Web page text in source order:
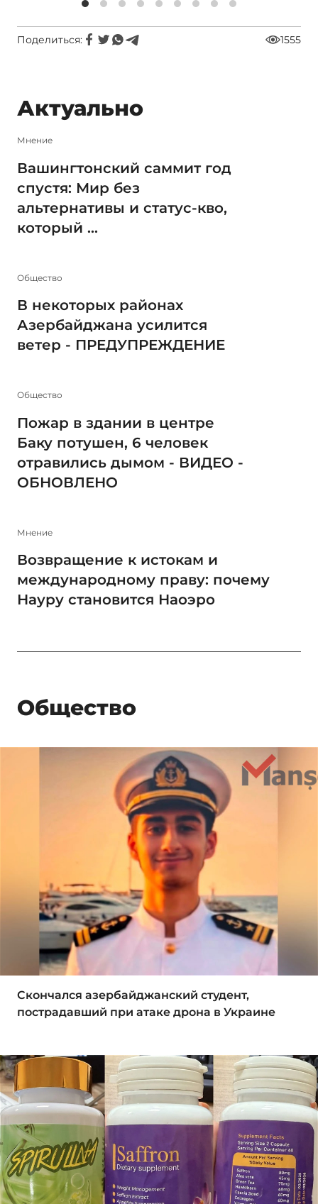
Поделиться: 1555
Актуально
Мнение
Вашингтонский саммит год
спустя: Мир без
альтернативы и статус-кво,
который ...
Общество
В некоторых районах
Азербайджана усилится
ветер - ПРЕДУПРЕЖДЕНИЕ
Общество
Пожар в здании в центре
Баку потушен, 6 человек
отравились дымом - ВИДЕО -
ОБНОВЛЕНО
Мнение
Возвращение к истокам и
международному праву: почему
Науру становится Наоэро
Общество
Скончался азербайджанский студент,
пострадавший при атаке дрона в Украине